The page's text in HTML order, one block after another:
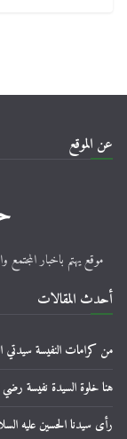
عن الموقع
موقع يهتم باخبار
أحدث المقالات
من كرامات النفيسة سيدتي
هنا خلوة السيدة نفيسة رضي
رأى سيدنا الحسين عليه